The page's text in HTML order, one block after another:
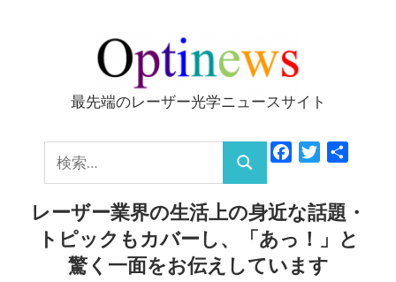
ッ
Optinews
最先端のレーザー光学ニュースサイト
索:
検
索
FacebookTwitter
レーザー業界の生活上の身近な話題・
トピックもカバーし、「あっ！」と
驚く一面をお伝えしています